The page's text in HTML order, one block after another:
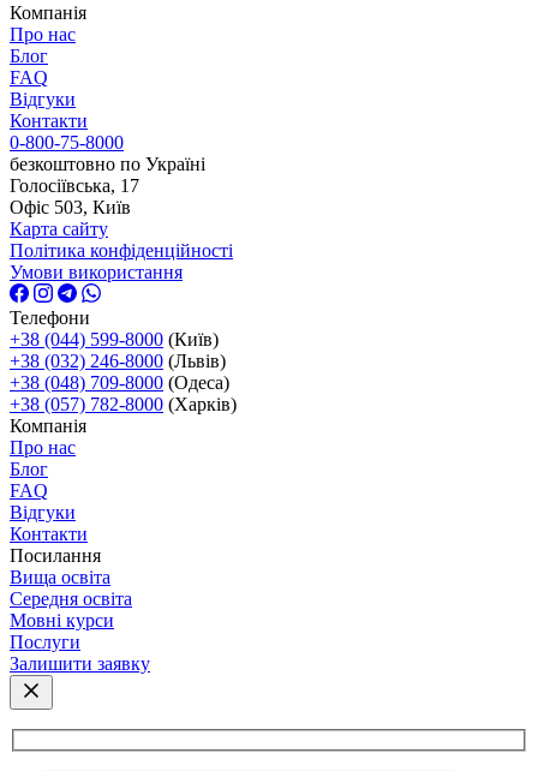
Компанія
Про нас
Блог
FAQ
Відгуки
Контакти
0-800-75-8000
безкоштовно по Україні
Голосіївська, 17
Офіс 503, Київ
Карта сайту
Політика конфіденційності
Умови використання
Телефони
+38 (044) 599-8000 (Київ)
+38 (032) 246-8000 (Львів)
+38 (048) 709-8000 (Одеса)
+38 (057) 782-8000 (Харків)
Компанія
Про нас
Блог
FAQ
Відгуки
Контакти
Посилання
Вища освіта
Середня освіта
Мовні курси
Послуги
Залишити заявку